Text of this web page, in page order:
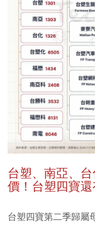
台塑、南亞、
價！台塑四寶
台塑四寶第二季歸屬